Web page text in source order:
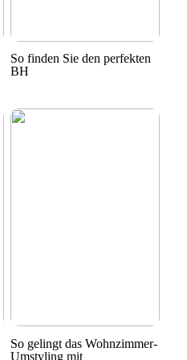
So finden Sie den perfekten
BH
So gelingt das Wohnzimmer-
Umstyling mit